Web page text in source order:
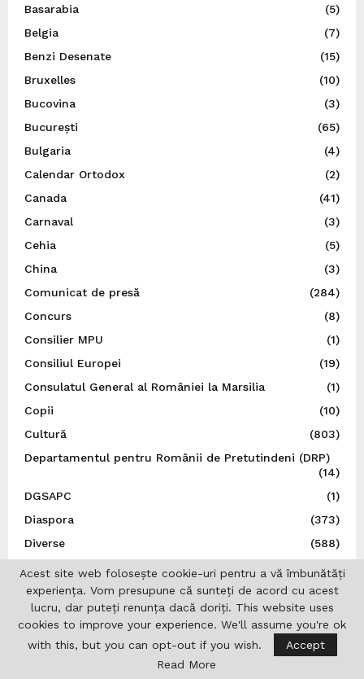
Basarabia
(5)
Belgia
(7)
Benzi Desenate
(15)
Bruxelles
(10)
Bucovina
(3)
București
(65)
Bulgaria
(4)
Calendar Ortodox
(2)
Canada
(41)
Carnaval
(3)
Cehia
(5)
China
(3)
Comunicat de presă
(284)
Concurs
(8)
Consilier MPU
(1)
Consiliul Europei
(19)
Consulatul General al României la Marsilia
(1)
Copii
(10)
Cultură
(803)
Departamentul pentru Românii de Pretutindeni (DRP)
(14)
DGSAPC
(1)
Diaspora
(373)
Diverse
(588)
Dr. Ion I. Jinga
(5)
Droguri
(31)
DRP
(5)
(24)
Acest site web folosește cookie-uri pentru a vă îmbunătăți
experiența. Vom presupune că sunteți de acord cu acest
lucru, dar puteți renunța dacă doriți. This website uses
cookies to improve your experience. We'll assume you're ok
with this, but you can opt-out if you wish.
Accept
Read More